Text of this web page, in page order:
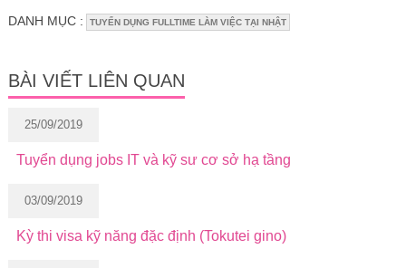
DANH MỤC : TUYỂN DỤNG FULLTIME LÀM VIỆC TẠI NHẬT
BÀI VIẾT LIÊN QUAN
25/09/2019
Tuyển dụng jobs IT và kỹ sư cơ sở hạ tầng
03/09/2019
Kỳ thi visa kỹ năng đặc định (Tokutei gino)